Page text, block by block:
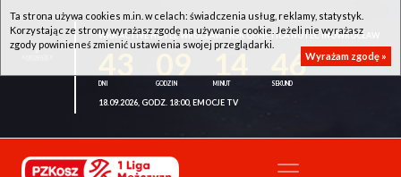
WKK ACTIVE HOTEL WROCŁAW - KSK QEMETICA NOTEĆ INOWROCŁAW
45
18.09.2026, GODZ. 18:00, EMOCJE TV
Ta strona używa cookies m.in. w celach: świadczenia usług, reklamy, statystyk.
Korzystając ze strony wyrażasz zgodę na używanie cookie. Jeżeli nie wyrażasz
zgody powinieneś zmienić ustawienia swojej przeglądarki.
Wyrażam zgodę »